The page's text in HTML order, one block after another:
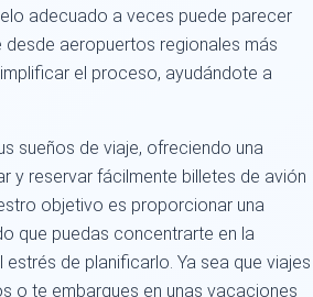
adecuado a veces puede parecer
aeropuertos regionales más
el proceso, ayudándote a
sueños de viaje, ofreciendo una
y reservar fácilmente billetes de avión
objetivo es proporcionar una
que puedas concentrarte en la
de planificarlo. Ya sea que viajes
o te embarques en unas vacaciones